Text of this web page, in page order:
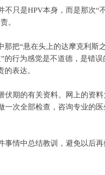
只是HPV本身，而是那次“
。
把“悬在头上的达摩克利斯之
的行为感觉是不道德，是错误
表达。
伏期的有关资料。网上的资料
一次全部检查，咨询专业的医
事情中总结教训，避免以后再